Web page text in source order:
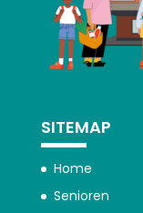
SITEMAP
Home
Senioren